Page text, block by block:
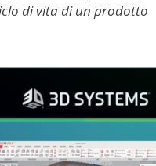
di vita di un prodotto